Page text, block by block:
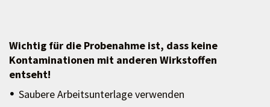
Wichtig für die Probenahme ist, dass keine
Kontaminationen mit anderen Wirkstoffen
entseht!
Saubere Arbeitsunterlage verwenden